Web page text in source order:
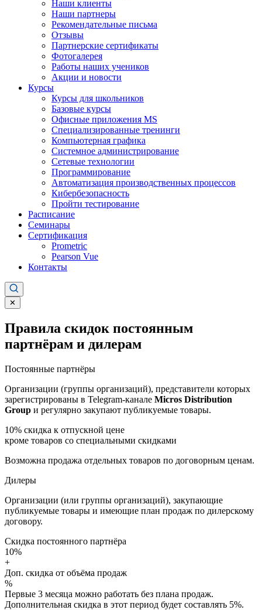
Наши клиенты
Наши партнеры
Рекомендательные письма
Отзывы
Партнерские сертификаты
Фотогалерея
Работы наших учеников
Акции и новости
Курсы
Курсы для школьников
Базовые курсы
Офисные приложения MS
Специализированные тренинги
Компьютерная графика
Системное администрирование
Сетевые технологии
Программирование
Автоматизация производственных процессов
Кибербезопасность
Пройти тестирование
Расписание
Семинары
Сертификация
Prometric
Pearson Vue
Контакты
✕
Правила скидок постоянным
партнёрам и дилерам
Постоянные партнёры
Организации (группы организаций), представители которых
зарегистрированы в Telegram-канале Micros Distribution
Group и регулярно закупают публикуемые товары.
10% скидка к отпускной цене
кроме товаров со специальными скидками
Возможна продажа отдельных товаров по договорным ценам.
Дилеры
Организации (или группы организаций), закупающие
публикуемые товары и имеющие план продаж по дилерскому
договору.
Скидка постоянного партнёра
10%
+
Доп. скидка от объёма продаж
%
Первые 3 месяца можно работать без плана продаж.
Дополнительная скидка в этот период будет составлять 5%.